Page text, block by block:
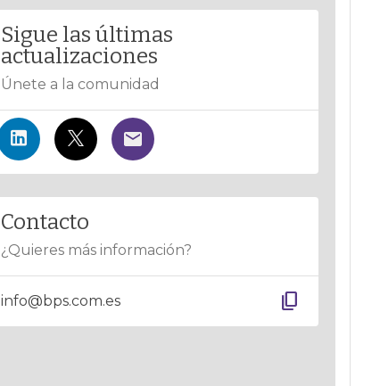
Sigue las últimas
actualizaciones
Únete a la comunidad
Contacto
¿Quieres más información?
info@bps.com.es content_copy